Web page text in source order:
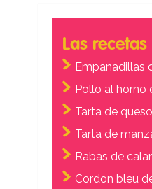
Las
Empanadillas
Pollo al horno
Tarta de
Tarta de
Rabas de
Cordon bleu